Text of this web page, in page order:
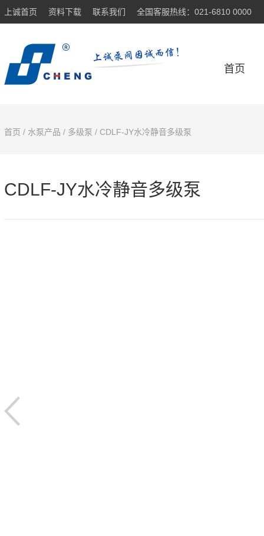
上诚首页 资料下载 联系我们 全国客服热线：021-6810 0000
首页
首页 / 水泵产品 / 多级泵 / CDLF-JY水冷静音多级泵
CDLF-JY水冷静音多级泵